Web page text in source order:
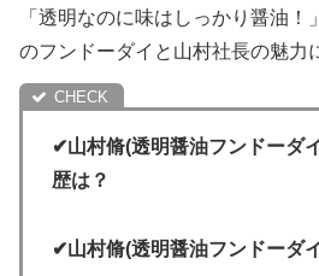
「透明なのに味はしっかり醤油
のフンドーダイと山村社長の魅力
✔山村脩(透明醤油フンドーダ
歴は？
✔山村脩(透明醤油フンドーダ